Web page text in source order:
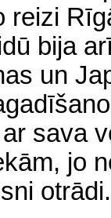
reizi
bija
un
sava
jo
otrādi.